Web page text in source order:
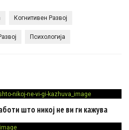
Когнитивен Развој
Психологија
што никој не ви ги кажува